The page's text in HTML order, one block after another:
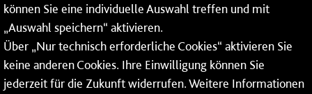
RMV oder von nextbike weitergeleitet. Dort erhalten Sie
ausschließlich Auskünfte zum Fahrplan bzw. zu
meinRad.
können Sie eine individuelle Auswahl treffen und mit
„Auswahl speichern“ aktivieren.
Über „Nur technisch erforderliche Cookies“ aktivieren Sie
keine anderen Cookies. Ihre Einwilligung können Sie
jederzeit für die Zukunft widerrufen. Weitere Informationen